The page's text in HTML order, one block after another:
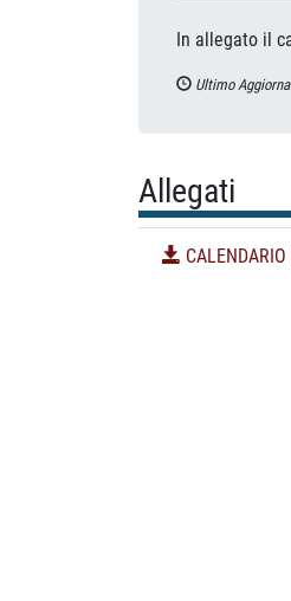
In allegato il
Ultimo
Allegati